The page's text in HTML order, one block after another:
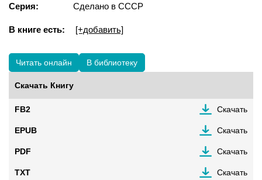
Серия: Сделано в СССР
В книге есть: [+добавить]
Читать онлайн В библиотеку
Скачать Книгу
FB2 Скачать
EPUB Скачать
PDF Скачать
TXT Скачать